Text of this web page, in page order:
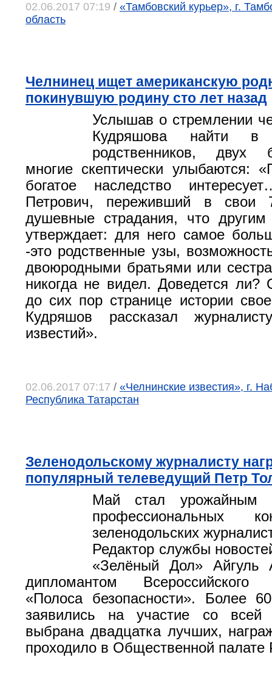
02.06.2017 07:19 / «Тамбовский курьер», г.
область
Челнинец ищет американскую
покинувшую родину сто лет назад
Услышав о стремлении
Кудряшова найти
родственников, двух
многие скептически улыбаются:
богатое наследство
Петрович, переживший в свои
душевные страдания, что
утверждает: для него самое
-это родственные узы,
двоюродными братьями или
никогда не видел. Доведется ли?
до сих пор странице истории
Кудряшов рассказал
известий».
02.06.2017 07:17 / «Челнинские известия», г.
Республика Татарстан
Зеленодольскому журналисту
популярный телеведущий Петр
Май стал
профессиональных
зеленодольских
Редактор службы
«Зелёный Дол» Айгуль
дипломантом Всероссийского
«Полоса безопасности». Более
заявились на участие со
выбрана двадцатка лучших,
проходило в Общественной